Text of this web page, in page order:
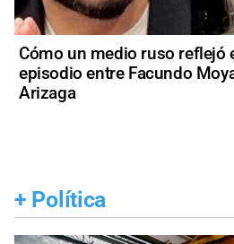
Cómo un medio ruso reflejó
episodio entre Facundo
Arizaga
+ Política